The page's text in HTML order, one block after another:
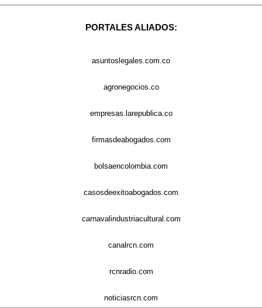
PORTALES ALIADOS:
asuntoslegales.com.co
agronegocios.co
empresas.larepublica.co
firmasdeabogados.com
bolsaencolombia.com
casosdeexitoabogados.com
carnavalindustriacultural.com
canalrcn.com
rcnradio.com
noticiasrcn.com